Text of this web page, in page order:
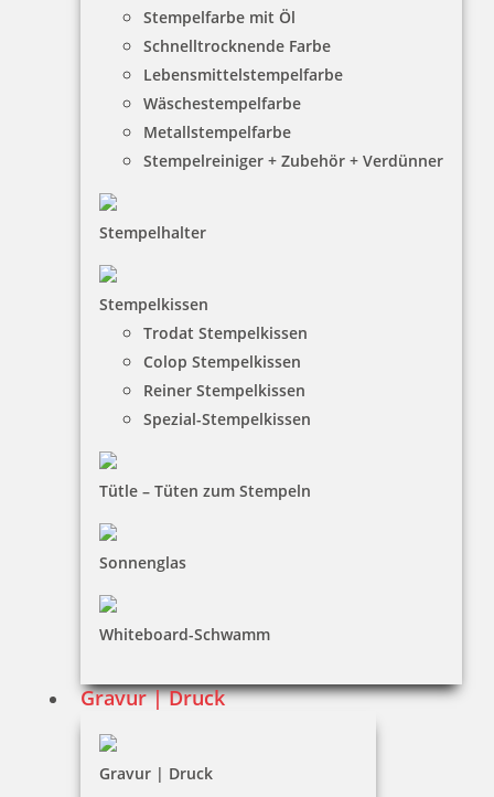
Stempelfarbe mit Öl
Schnelltrocknende Farbe
Lebensmittelstempelfarbe
Wäschestempelfarbe
Metallstempelfarbe
Stempelreiniger + Zubehör + Verdünner
Stempelhalter
Stempelkissen
Trodat Stempelkissen
Colop Stempelkissen
Reiner Stempelkissen
Spezial-Stempelkissen
Tütle – Tüten zum Stempeln
Sonnenglas
Whiteboard-Schwamm
Gravur | Druck
Gravur | Druck
HINWEISE
Versandinformationen
Zahlungsbedingungen
Bestellhinweise
INFORMATIONEN
Impressum
Widerruf
Barrierefreiheit